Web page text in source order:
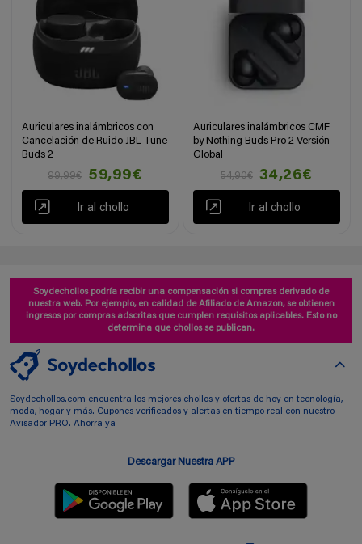
Auriculares inalámbricos con
Cancelación de Ruido JBL Tune
Buds 2
99,99€
59,99€
Ir al chollo
Auriculares inalámbricos CMF
by Nothing Buds Pro 2 Versión
Global
54,90€
34,26€
Ir al chollo
Soydechollos podría recibir una compensación si compras derivado de
nuestra web. Por ejemplo, en calidad de Afiliado de Amazon, se obtienen
ingresos por compras adscritas que cumplen requisitos aplicables. Esto no
determina que chollos se publican.
Soydechollos.com encuentra los mejores chollos y ofertas de hoy en tecnología,
moda, hogar y más. Cupones verificados y alertas en tiempo real con nuestro
Avisador PRO. Ahorra ya
Descargar Nuestra APP